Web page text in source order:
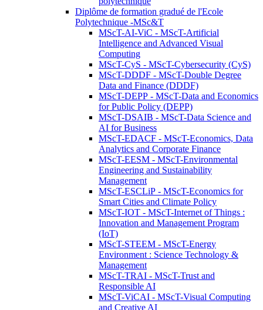
Diplôme de formation gradué de l'Ecole
Polytechnique -MSc&T
MScT-AI-ViC - MScT-Artificial
Intelligence and Advanced Visual
Computing
MScT-CyS - MScT-Cybersecurity (CyS)
MScT-DDDF - MScT-Double Degree
Data and Finance (DDDF)
MScT-DEPP - MScT-Data and Economics
for Public Policy (DEPP)
MScT-DSAIB - MScT-Data Science and
AI for Business
MScT-EDACF - MScT-Economics, Data
Analytics and Corporate Finance
MScT-EESM - MScT-Environmental
Engineering and Sustainability
Management
MScT-ESCLiP - MScT-Economics for
Smart Cities and Climate Policy
MScT-IOT - MScT-Internet of Things :
Innovation and Management Program
(IoT)
MScT-STEEM - MScT-Energy
Environment : Science Technology &
Management
MScT-TRAI - MScT-Trust and
Responsible AI
MScT-ViCAI - MScT-Visual Computing
and Creative AI